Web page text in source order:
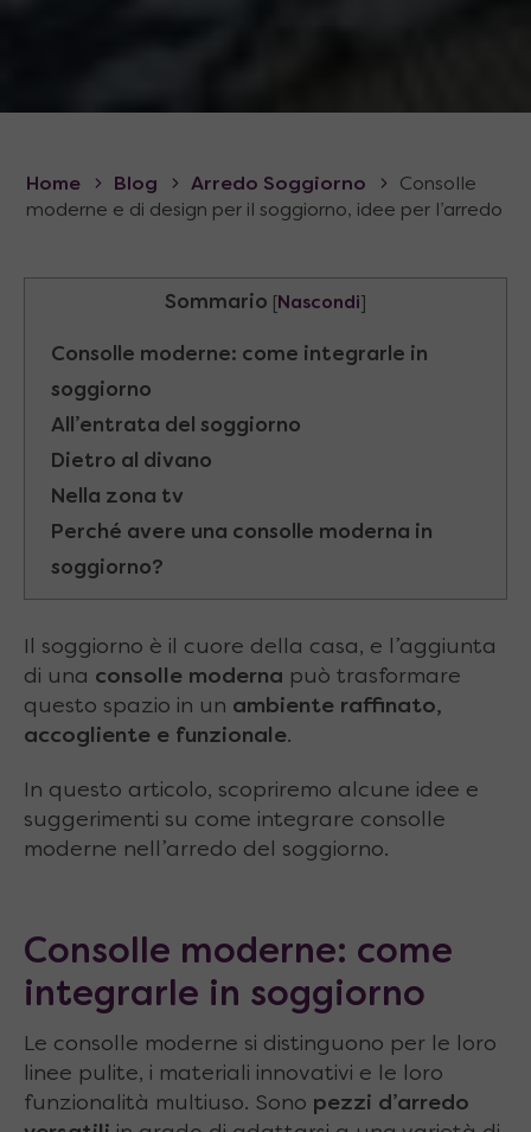
Home Blog Arredo Soggiorno
Consolle
moderne e di design per il soggiorno, idee per l’arredo
Sommario Nascondi
Consolle moderne: come integrarle in
soggiorno
All’entrata del soggiorno
Dietro al divano
Nella zona tv
Perché avere una consolle moderna in
soggiorno?
Il soggiorno è il cuore della casa, e l’aggiunta
di una consolle moderna può trasformare
questo spazio in un ambiente raffinato,
accogliente e funzionale.
In questo articolo, scopriremo alcune idee e
suggerimenti su come integrare consolle
moderne nell’arredo del soggiorno.
Consolle moderne: come
integrarle in soggiorno
Le consolle moderne si distinguono per le loro
linee pulite, i materiali innovativi e le loro
funzionalità multiuso. Sono pezzi d’arredo